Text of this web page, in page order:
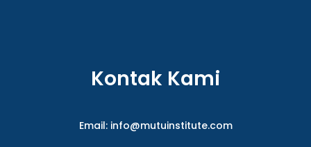
Kontak Kami
Email: info@mutuinstitute.com